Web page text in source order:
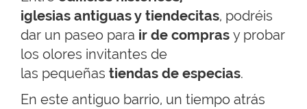
iglesias antiguas y tiendecitas, podréis
dar un paseo para ir de compras y probar
los olores invitantes de
las pequeñas tiendas de especias.
En este antiguo barrio, un tiempo atrás